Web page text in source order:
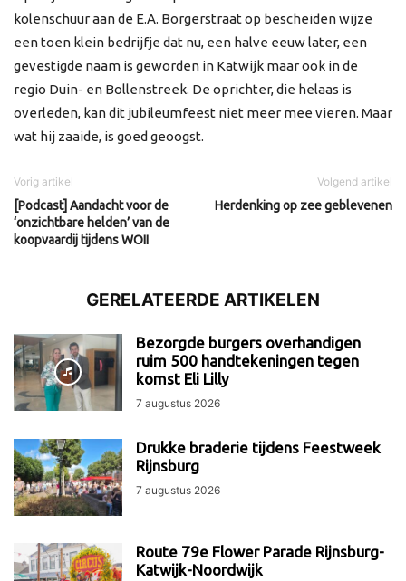
kolenschuur aan de E.A. Borgerstraat op bescheiden wijze
een toen klein bedrijfje dat nu, een halve eeuw later, een
gevestigde naam is geworden in Katwijk maar ook in de
regio Duin- en Bollenstreek. De oprichter, die helaas is
overleden, kan dit jubileumfeest niet meer mee vieren. Maar
wat hij zaaide, is goed geoogst.
Vorig artikel
[Podcast] Aandacht voor de
‘onzichtbare helden’ van de
koopvaardij tijdens WOII
Volgend artikel
Herdenking op zee geblevenen
GERELATEERDE ARTIKELEN
Bezorgde burgers overhandigen
ruim 500 handtekeningen tegen
komst Eli Lilly
7 augustus 2026
Drukke braderie tijdens Feestweek
Rijnsburg
7 augustus 2026
Route 79e Flower Parade Rijnsburg-
Katwijk-Noordwijk